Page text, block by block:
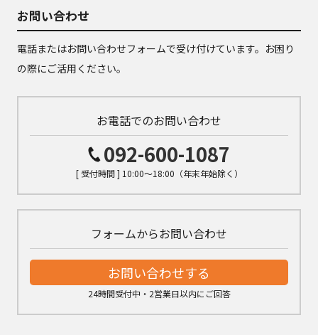
お問い合わせ
電話またはお問い合わせフォームで受け付けています。お困り
の際にご活用ください。
お電話でのお問い合わせ
092-600-1087
[ 受付時間 ] 10:00～18:00（年末年始除く）
フォームからお問い合わせ
お問い合わせする
24時間受付中・2営業日以内にご回答